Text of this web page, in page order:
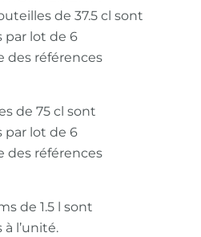
de 37.5 cl sont
par lot de 6
des références
de 75 cl sont
par lot de 6
des références
de 1.5 l sont
l’unité.